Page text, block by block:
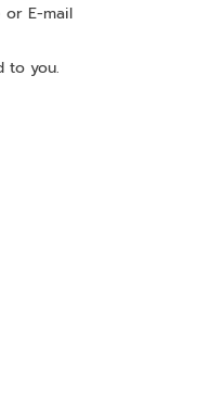
or E-mail
to you.